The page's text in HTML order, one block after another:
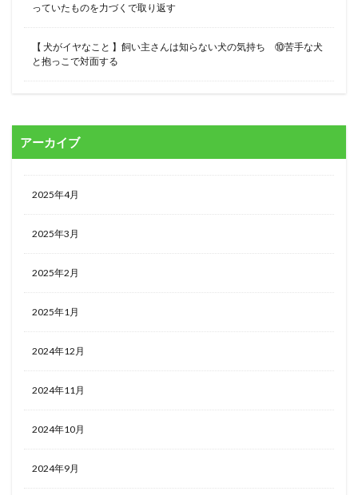
っていたものを力づくで取り返す
【 犬がイヤなこと 】飼い主さんは知らない犬の気持ち ⑩苦手な犬
と抱っこで対面する
アーカイブ
2025年4月
2025年3月
2025年2月
2025年1月
2024年12月
2024年11月
2024年10月
2024年9月